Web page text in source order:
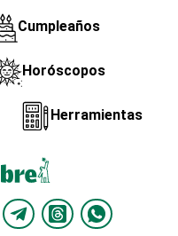
Cumpleaños
Horóscopos
Herramientas